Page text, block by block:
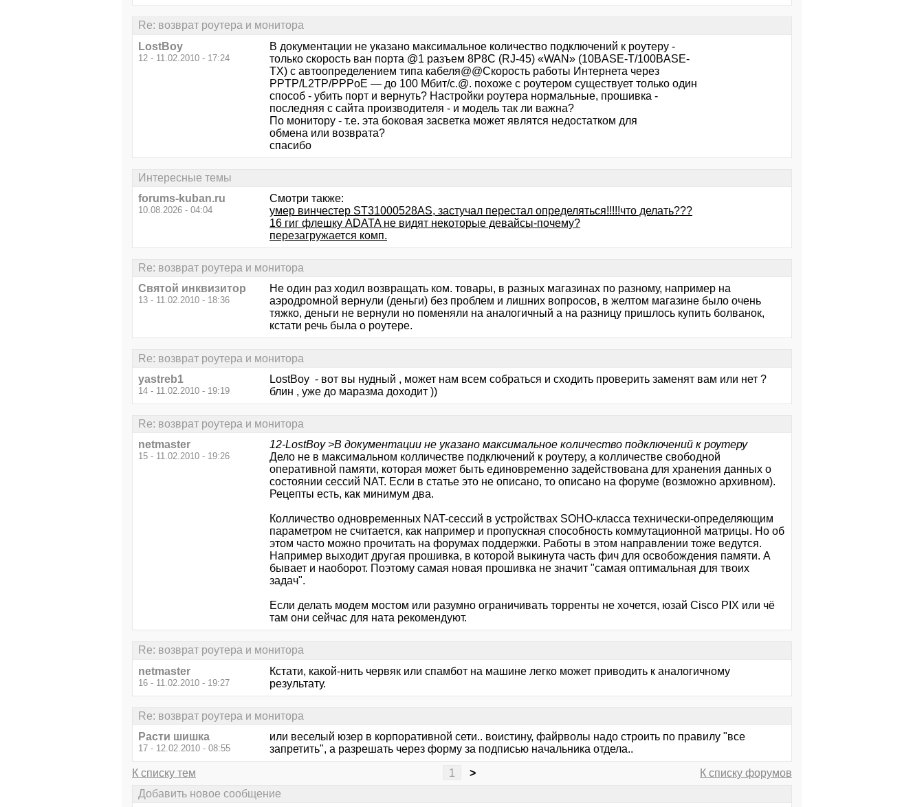
Re: возврат роутера и монитора
LostBoy
12 - 11.02.2010 - 17:24
В документации не указано максимальное количество подключений к роутеру -
только скорость ван порта @1 разъем 8P8C (RJ-45) «WAN» (10BASE-T/100BASE-
TX) с автоопределением типа кабеля@@Скорость работы Интернета через
PPTP/L2TP/PPPoE — до 100 Мбит/с.@. похоже с роутером существует только один
способ - убить порт и вернуть? Настройки роутера нормальные, прошивка -
последняя с сайта производителя - и модель так ли важна?
По монитору - т.е. эта боковая засветка может являтся недостатком для
обмена или возврата?
спасибо
Интересные темы
forums-kuban.ru
10.08.2026 - 04:04
Смотри также:
умер винчестер ST31000528AS, застучал перестал определяться!!!!!что делать???
16 гиг флешку ADATA не видят некоторые девайсы-почему?
перезагружается комп.
Re: возврат роутера и монитора
Святой инквизитор
13 - 11.02.2010 - 18:36
Не один раз ходил возвращать ком. товары, в разных магазинах по разному, например на
аэродромной вернули (деньги) без проблем и лишних вопросов, в желтом магазине было очень
тяжко, деньги не вернули но поменяли на аналогичный а на разницу пришлось купить болванок,
кстати речь была о роутере.
Re: возврат роутера и монитора
yastreb1
14 - 11.02.2010 - 19:19
LostBoy - вот вы нудный , может нам всем собраться и сходить проверить заменят вам или нет ?
блин , уже до маразма доходит ))
Re: возврат роутера и монитора
netmaster
15 - 11.02.2010 - 19:26
12-LostBoy >В документации не указано максимальное количество подключений к роутеру
Дело не в максимальном колличестве подключений к роутеру, а колличестве свободной
оперативной памяти, которая может быть единовременно задействована для хранения данных о
состоянии сессий NAT. Если в статье это не описано, то описано на форуме (возможно архивном).
Рецепты есть, как минимум два.
Колличество одновременных NAT-сессий в устройствах SOHO-класса технически-определяющим
параметром не считается, как например и пропускная способность коммутационной матрицы. Но об
этом часто можно прочитать на форумах поддержки. Работы в этом направлении тоже ведутся.
Например выходит другая прошивка, в которой выкинута часть фич для освобождения памяти. А
бывает и наоборот. Поэтому самая новая прошивка не значит "самая оптимальная для твоих
задач".
Если делать модем мостом или разумно ограничивать торренты не хочется, юзай Cisco PIX или чё
там они сейчас для ната рекомендуют.
Re: возврат роутера и монитора
netmaster
16 - 11.02.2010 - 19:27
Кстати, какой-нить червяк или спамбот на машине легко может приводить к аналогичному
результату.
Re: возврат роутера и монитора
Расти шишка
17 - 12.02.2010 - 08:55
или веселый юзер в корпоративной сети.. воистину, файрволы надо строить по правилу "все
запретить", а разрешать через форму за подписью начальника отдела..
К списку тем 1 >
К списку форумов
Добавить новое сообщение